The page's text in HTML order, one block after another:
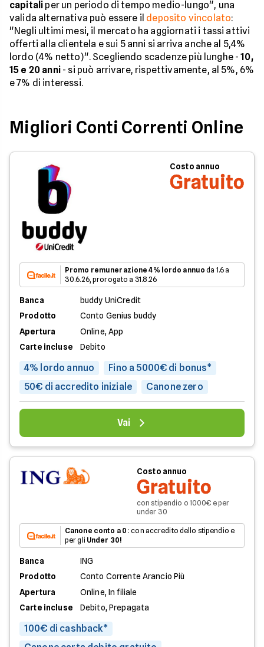
capitali per un periodo di tempo medio-lungo", una
valida alternativa può essere il deposito vincolato:
"Negli ultimi mesi, il mercato ha aggiornati i tassi attivi
offerti alla clientela e sui 5 anni si arriva anche al 5,4%
lordo (4% netto)". Scegliendo scadenze più lunghe -10,
15 e 20 anni- si può arrivare, rispettivamente, al 5%, 6%
e 7% di interessi.
Migliori Conti Correnti Online
Costo annuo
Gratuito
Promo remunerazione 4% lordo annuo da 1.6 a
30.6.26, prorogato a 31.8.26
Banca
buddy UniCredit
Prodotto
Conto Genius buddy
Apertura
Online, App
Carte incluse
Debito
4% lordo annuo
Fino a 5000€ di bonus*
50€ di accredito iniziale
Canone zero
Vai
Costo annuo
Gratuito
con stipendio o 1000€ e per
under 30
Canone conto a 0 : con accredito dello stipendio e
per gli Under 30!
Banca
ING
Prodotto
Conto Corrente Arancio Più
Apertura
Online, In filiale
Carte incluse
Debito, Prepagata
100€ di cashback*